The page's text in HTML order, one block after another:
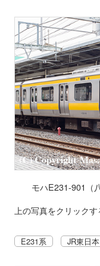
モハE231-901
上の写真をクリック
E231系 JR東日本